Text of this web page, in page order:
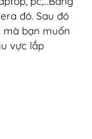
đó. Sau đó
bạn muốn
vực lắp